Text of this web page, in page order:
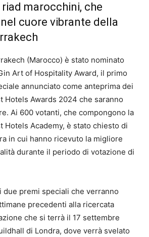
marocchini, che
cuore vibrante della
(Marocco) è stato nominato
Art of Hospitality Award, il primo
annunciato come anteprima dei
Hotels Awards 2024 che saranno
Ai 600 votanti, che compongono la
Hotels Academy, è stato chiesto di
in cui hanno ricevuto la migliore
durante il periodo di votazione di
due premi speciali che verranno
precedenti alla ricercata
che si terrà il 17 settembre
di Londra, dove verrà svelato